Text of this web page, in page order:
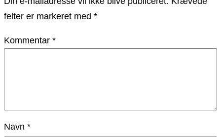
felter er markeret med *
Kommentar *
Navn *